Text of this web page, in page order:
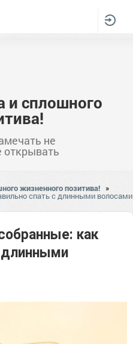
и сплошного
не
открывать
жизненного позитива! »
спать с длинными волосами
как
длинными